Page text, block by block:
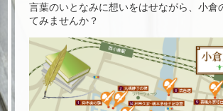
言葉のいとなみに想いをはせながら、小倉
てみませんか？